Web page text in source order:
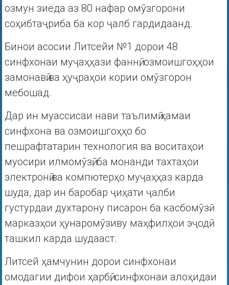
озмун зиёда аз 80 нафар омӯзгорони
соҳибтаҷриба ба кор ҷалб гардидаанд.
Бинои асосии Литсейи №1 дорои 48
синфхонаи муҷаҳҳази фаннӣ, озмоишгоҳҳои
замонавӣ ва ҳуҷраҳои кории омӯзгорон
мебошад.
Дар ин муассисаи нави таълимӣ ҳамаи
синфхона ва озмоишгоҳҳо бо
пешрафтатарин технология ва воситаҳои
муосири илмомӯзӣ, ба монанди тахтаҳои
электронӣ ва компютерҳо муҷаҳҳаз карда
шуда, дар ин баробар ҷиҳати ҷалби
густурдаи духтарону писарон ба касбомӯзӣ
марказҳои ҳунаромӯзиву маҳфилҳои эҷодӣ
ташкил карда шудааст.
Литсей ҳамчунин дорои синфхонаи
омодагии дифои ҳарбӣ, синфхонаи алоҳидаи